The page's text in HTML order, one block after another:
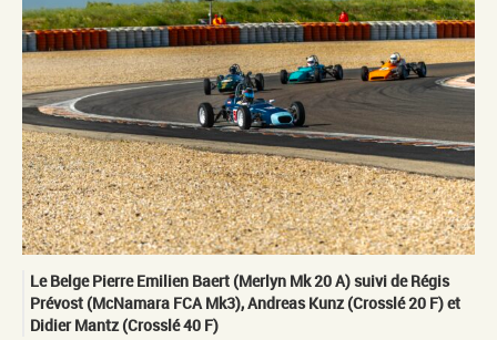
Le Belge Pierre Emilien Baert (Merlyn Mk 20 A) suivi de Régis
Prévost (McNamara FCA Mk3), Andreas Kunz (Crosslé 20 F) et
Didier Mantz (Crosslé 40 F)